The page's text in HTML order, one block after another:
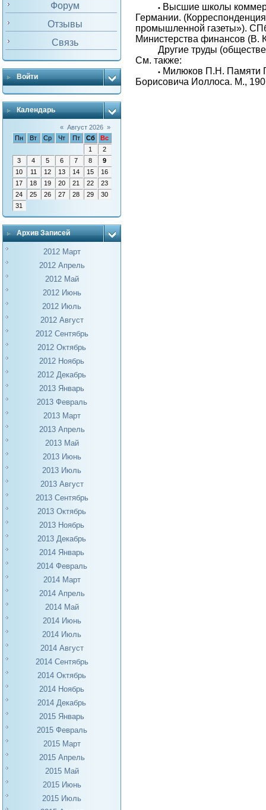
Форум
Отзывы
Связь
Войти
Календарь
« Август 2026 »
Пн
Вт Ср Чт Пт Сб
Вс
1
2
3
4 5 6 7 8
9
10
11 12 13 14 15
16
17
18 19 20 21 22
23
24
25 26 27 28 29
30
31
Архив Записей
2012 Март
2012 Апрель
2012 Май
2012 Июнь
2012 Июль
2012 Август
2012 Сентябрь
2012 Октябрь
2012 Ноябрь
2012 Декабрь
2013 Январь
2013 Февраль
2013 Март
2013 Апрель
2013 Май
2013 Июнь
2013 Июль
2013 Август
2013 Сентябрь
2013 Октябрь
2013 Ноябрь
2013 Декабрь
2014 Январь
2014 Февраль
2014 Март
2014 Апрель
2014 Май
2014 Июнь
2014 Июль
2014 Август
2014 Сентябрь
2014 Октябрь
2014 Ноябрь
2014 Декабрь
2015 Январь
2015 Февраль
2015 Март
2015 Апрель
2015 Май
2015 Июнь
2015 Июль
• Высшие школы
Германии.
промышленной газеты»).
Министерства финансов (В.
Другие труды
См. также:
• Милюков П.Н. Памяти
Борисовича Иоллоса. М.,